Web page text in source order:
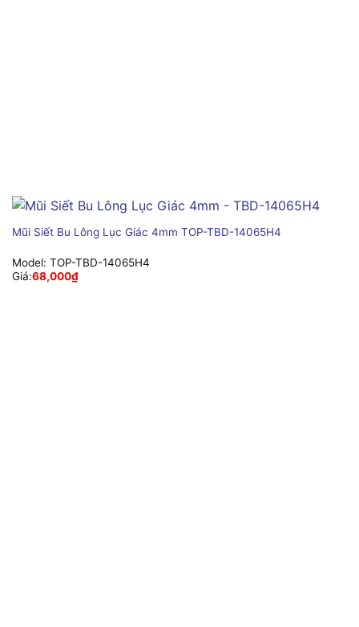
Mũi Siết Bu Lông Lục Giác 4mm TOP-TBD-14065H4
Model: TOP-TBD-14065H4
Giá:68,000₫